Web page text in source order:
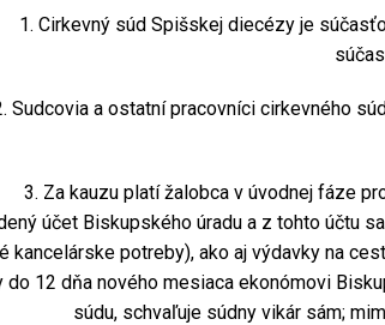
1. Cirkevný súd Spišskej diecézy je
a ostatní pracovníci cirkevného
3. Za kauzu platí žalobca v úvodnej fáze
účet Biskupského úradu a z tohto účtu
kancelárske potreby), ako aj výdavky na
do 12 dňa nového mesiaca ekonómovi
súdu, schvaľuje súdny vikár sám;